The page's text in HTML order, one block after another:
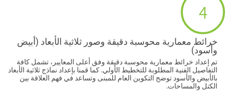
4
خرائط معمارية محوسبة دقيقة وصور ثلاثية الأبعاد (أبيض
وأسود)
تم إعداد خرائط معمارية محوسبة دقيقة وفق أعلى المعايير، تشمل كافة
التفاصيل الفنية المطلوبة للتخطيط الأولي. كما قمنا بإعداد نماذج ثلاثية الأبعاد
بالأبيض والأسود توضح التكوين العام للمبنى وتساعد في فهم العلاقة بين
الكتل والمساحات.